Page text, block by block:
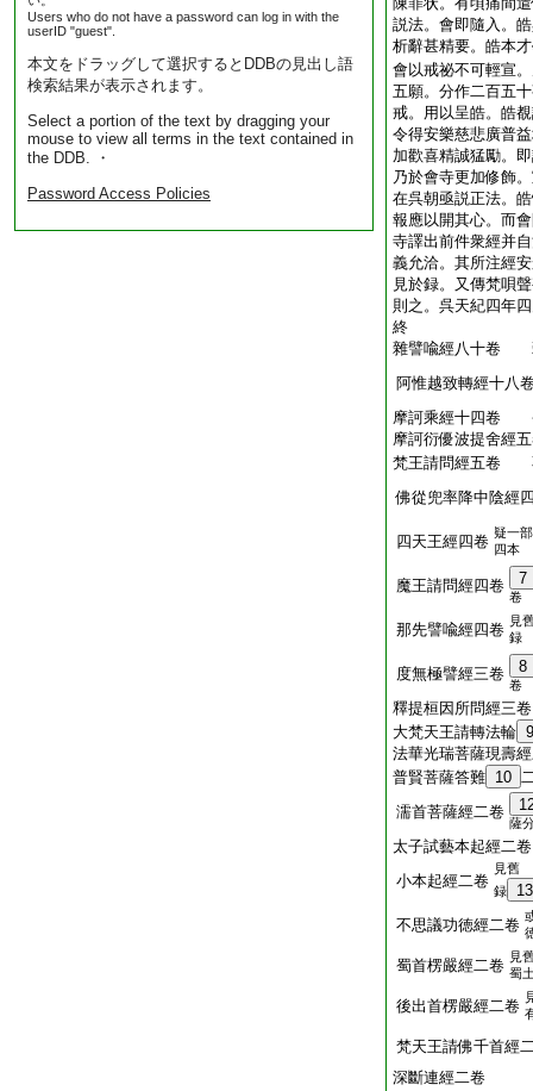
Users who do not have a password can log in with the
userID "guest".
本文をドラッグして選択するとDDBの見出し語
検索結果が表示されます。
Select a portion of the text by dragging your
mouse to view all terms in the text contained in
the DDB. ・
Password Access Policies
説法。會即隨入。
析辭甚精要。皓本
會以戒祕不可輕宣
五願。分作二百五
戒。用以呈皓。皓
令得安樂慈悲廣普
加歡喜精誠猛勵。
乃於會寺更加修飾
在呉朝亟説正法。
報應以開其心。而
寺譯出前件衆經并
義允洽。其所注經
見於録。又傳梵唄
則之。呉天紀四年
終
雜譬喩經八十卷
阿惟越致轉經十八
摩訶乘經十四卷
摩訶衍優波提舍
梵王請問經五卷
佛從兜率降中陰經
四天王經四卷 疑一部
四本
魔王請問經四卷 7
卷
那先譬喩經四卷 見
録
度無極譬經三卷 8
卷
釋提桓因所問經三卷
大梵天王請轉法輪 9
法華光瑞菩薩現壽
普賢菩薩答難 10
濡首菩薩經二卷
薩
太子試藝本起經二卷
小本起經二卷
見舊
録
13
不思議功徳經二卷
蜀首楞嚴經二卷 見
蜀
後出首楞嚴經二卷
梵天王請佛千首經
深斷連經二卷